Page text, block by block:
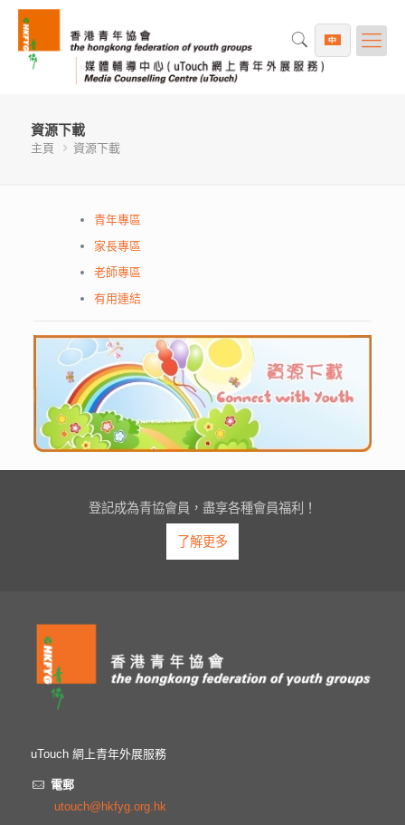
資源下載
主頁 資源下載
青年專區
家長專區
老師專區
有用連結
登記成為青協會員，盡享各種會員福利！
了解更多
uTouch 網上青年外展服務
電郵
utouch@hkfyg.org.hk